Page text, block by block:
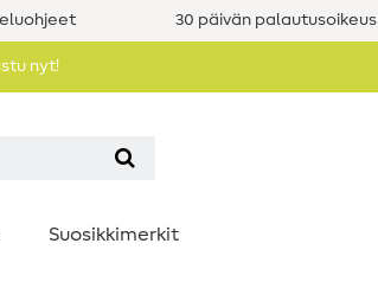
30 päivän palautusoikeus
nyt!
Suosikkimerkit